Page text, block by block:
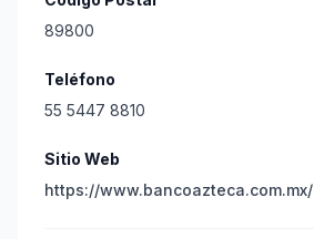
89800
Teléfono
55 5447 8810
Sitio Web
https://www.bancoazteca.com.mx/